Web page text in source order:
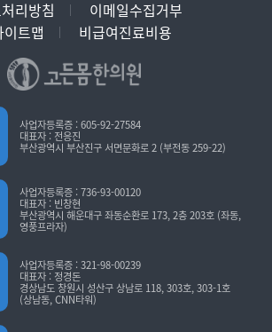
리방침
이메일수집거부
이트맵
비급여진료비용
사업자등록증 : 605-92-27584
대표자 : 전응진
부산광역시 부산진구 서면문화로 2 (부전동 259-22)
사업자등록증 : 736-93-00120
대표자 : 빈창현
부산광역시 해운대구 좌동순환로 173, 2층 203호 (좌동,
영풍프라자)
사업자등록증 : 321-98-00239
대표자 : 정경돈
경상남도 창원시 성산구 상남로 118, 303호, 303-1호
(상남동, CNN타워)